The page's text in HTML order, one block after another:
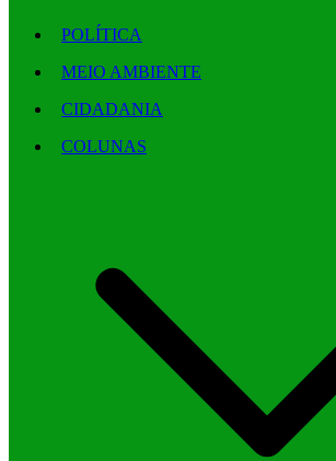
POLÍTICA
MEIO AMBIENTE
CIDADANIA
COLUNAS